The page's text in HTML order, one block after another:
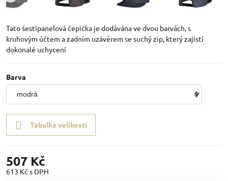
Tato šestipanelová čepička je dodávána ve dvou barvách, s
kruhovým účtem a zadním uzávěrem se suchý zip, který zajistí
dokonalé uchycení
Barva
Tabulka velikostí
507 Kč
613 Kč s DPH